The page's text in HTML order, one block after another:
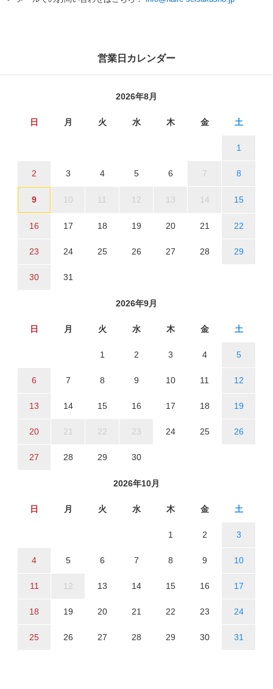
営業日カレンダー
2026年8月
日 月 火 水 木 金 土
1
2 3 4 5 6 7 8
9 10 11 12 13 14 15
16 17 18 19 20 21 22
23 24 25 26 27 28 29
30 31
2026年9月
日 月 火 水 木 金 土
1 2 3 4 5
6 7 8 9 10 11 12
13 14 15 16 17 18 19
20 21 22 23 24 25 26
27 28 29 30
2026年10月
日 月 火 水 木 金 土
1 2 3
4 5 6 7 8 9 10
11 12 13 14 15 16 17
18 19 20 21 22 23 24
25 26 27 28 29 30 31